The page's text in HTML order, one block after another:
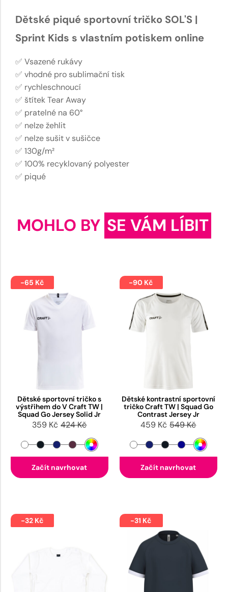
Dětské piqué sportovní tričko SOL'S |
Sprint Kids s vlastním potiskem online
✅ Vsazené rukávy
✅ vhodné pro sublimační tisk
✅ rychleschnoucí
✅ štítek Tear Away
✅ pratelné na 60°
✅ nelze žehlit
✅ nelze sušit v sušičce
✅ 130g/m²
✅ 100% recyklovaný polyester
✅ piqué
MOHLO BY SE VÁM LÍBIT
-65 Kč
Dětské sportovní tričko s
výstřihem do V Craft TW |
Squad Go Jersey Solid Jr
359 Kč 424 Kč
Začít navrhovat
-90 Kč
Dětské kontrastní sportovní
tričko Craft TW | Squad Go
Contrast Jersey Jr
459 Kč 549 Kč
Začít navrhovat
-32 Kč -31 Kč